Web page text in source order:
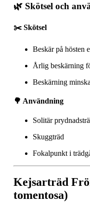
🌿 Skötsel och
✂️ Skötsel
Beskär på hösten
Årlig beskärning
Beskärning
🌳 Användning
Solitär
Skuggträd
Fokalpunkt i
Kejsarträd
tomentosa)